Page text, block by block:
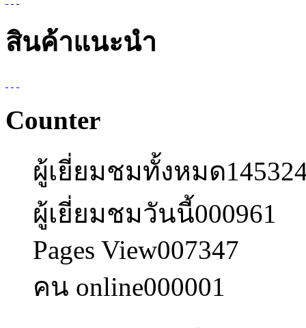
สินค้าแนะนำ
Counter
ผู้เยี่ยมชมทั้งหมด
ผู้เยี่ยมชมวันนี้000961
Pages View007347
คน online000001